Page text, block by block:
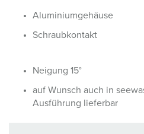
Aluminiumgehäuse
Schraubkontakt
Neigung 15°
auf Wunsch auch in
Ausführung lieferbar